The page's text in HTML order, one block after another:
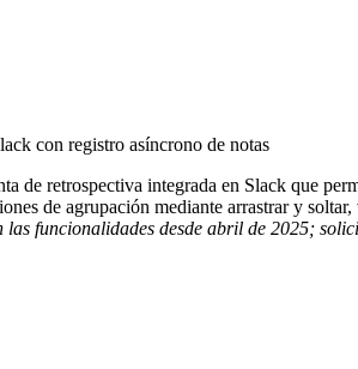
con registro asíncrono de notas
de retrospectiva integrada en Slack que
de agrupación mediante arrastrar y
las funcionalidades desde abril de 2025;